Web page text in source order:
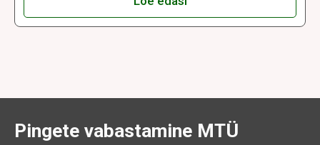
Pingete vabastamine MTÜ